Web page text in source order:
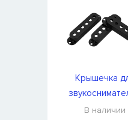
Крышечка
DiMarzioВ наличии